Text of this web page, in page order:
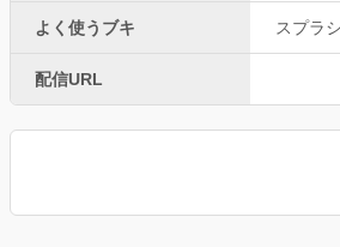
よく使うブキ スプラ
配信URL